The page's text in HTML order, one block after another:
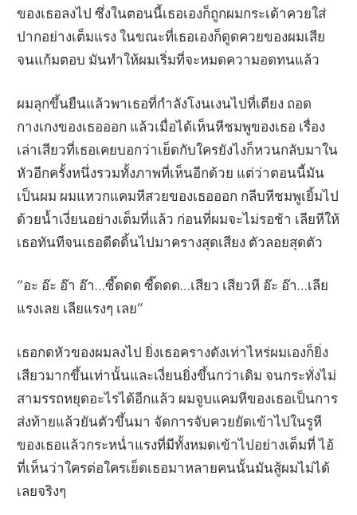
ของเธอลงไป ซึ่งในตอนนี้เธอเองก็ถูกผมกระเด้าควยใส่
ปากอย่างเต็มแรง ในขณะที่เธอเองก็ดูดควยของผมเสีย
จนแก้มตอบ มันทำให้ผมเริ่มที่จะหมดความอดทนแล้ว
ผมลุกขึ้นยืนแล้วพาเธอที่กำลังโงนเงนไปที่เตียง ถอด
กางเกงของเธอออก แล้วเมื่อได้เห็นหีชมพูของเธอ เรื่อง
เล่าเสียวที่เธอเคยบอกว่าเย็ดกับใครยังไงก็หวนกลับมาใน
หัวอีกครั้งหนึ่งรวมทั้งภาพที่เห็นอีกด้วย แต่ว่าตอนนี้มัน
เป็นผม ผมแหวกแคมหีสวยของเธอออก กลีบหีชมพูเยิ้มไป
ด้วยน้ำเงี่ยนอย่างเต็มที่แล้ว ก่อนที่ผมจะไม่รอช้า เลียหีให้
เธอทันทีจนเธอดีดดิ้นไปมาครางสุดเสียง ตัวลอยสุดตัว
“อะ อ๊ะ อ๊า อ๊า…ซี๊ดดด ซี๊ดดด…เสียว เสียวหี อ๊ะ อ๊า…เลีย
แรงเลย เลียแรงๆ เลย”
เธอกดหัวของผมลงไป ยิ่งเธอครางดังเท่าไหร่ผมเองก็ยิ่ง
เสียวมากขึ้นเท่านั้นและเงี่ยนยิ่งขึ้นกว่าเดิม จนกระทั่งไม่
สามรรถหยุดอะไรได้อีกแล้ว ผมจูบแคมหีของเธอเป็นการ
ส่งท้ายแล้วยันตัวขึ้นมา จัดการจับควยยัดเข้าไปในรูหี
ของเธอแล้วกระหน่ำแรงที่มีทั้งหมดเข้าไปอย่างเต็มที่ ไอ้
ที่เห็นว่าใครต่อใครเย็ดเธอมาหลายคนนั้นมันสู้ผมไม่ได้
เลยจริงๆ